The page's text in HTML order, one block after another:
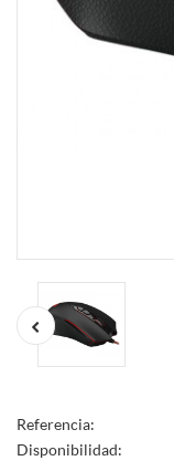
Referencia:
Disponibilidad: